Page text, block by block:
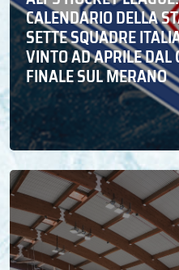
CALENDARIO DELLA
SETTE SQUADRE
VINTO AD APRILE DAL
FINALE SUL MERANO